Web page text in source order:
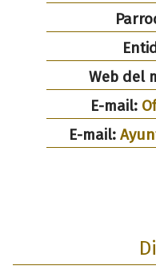
Web del
E-mail:
E-mail: